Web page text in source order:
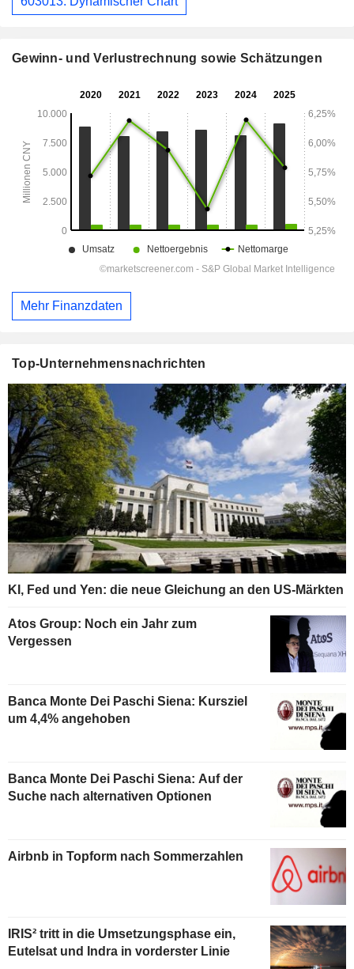
Gewinn- und Verlustrechnung sowie Schätzungen
Mehr Finanzdaten
Top-Unternehmensnachrichten
KI, Fed und Yen: die neue Gleichung an den US-Märkten
Atos Group: Noch ein Jahr zum
Vergessen
Banca Monte Dei Paschi Siena: Kursziel
um 4,4% angehoben
Banca Monte Dei Paschi Siena: Auf der
Suche nach alternativen Optionen
Airbnb in Topform nach Sommerzahlen
IRIS² tritt in die Umsetzungsphase ein,
Eutelsat und Indra in vorderster Linie